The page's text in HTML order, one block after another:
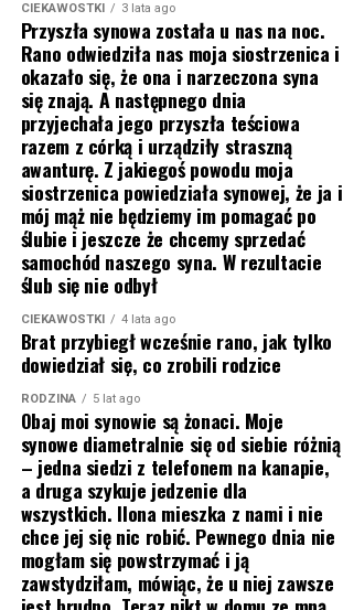
CIEKAWOSTKI 3 lata ago
Przyszła synowa została u nas na noc.
Rano odwiedziła nas moja siostrzenica i
okazało się, że ona i narzeczona syna
się znają. A następnego dnia
przyjechała jego przyszła teściowa
razem z córką i urządziły straszną
awanturę. Z jakiegoś powodu moja
siostrzenica powiedziała synowej, że ja i
mój mąż nie będziemy im pomagać po
ślubie i jeszcze że chcemy sprzedać
samochód naszego syna. W rezultacie
ślub się nie odbył
CIEKAWOSTKI 4 lata ago
Brat przybiegł wcześnie rano, jak tylko
dowiedział się, co zrobili rodzice
RODZINA 5 lat ago
Obaj moi synowie są żonaci. Moje
synowe diametralnie się od siebie różnią
– jedna siedzi z telefonem na kanapie,
a druga szykuje jedzenie dla
wszystkich. Ilona mieszka z nami i nie
chce jej się nic robić. Pewnego dnia nie
mogłam się powstrzymać i ją
zawstydziłam, mówiąc, że u niej zawsze